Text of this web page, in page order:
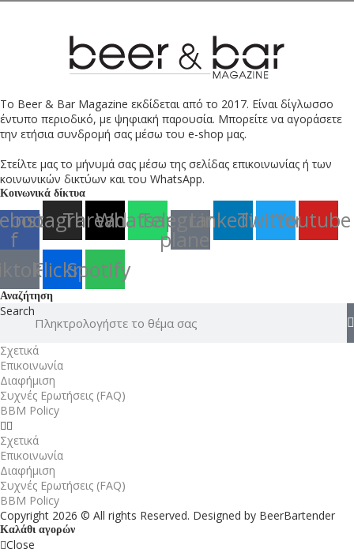
Το Beer & Bar Magazine εκδίδεται από το 2017. Είναι δίγλωσσο
έντυπο περιοδικό, με ψηφιακή παρουσία. Μπορείτε να αγοράσετε
την ετήσια συνδρομή σας μέσω του e-shop μας.
Στείλτε μας το μήνυμά σας μέσω της σελίδας επικοινωνίας ή των
κοινωνικών δικτύων και του WhatsApp.
Κοινωνικά δίκτυα
f
Instagram
Threads
Whatsapp
Telegram-
plane
LinkedinTwitterYoutube
FlickrSpotify
Αναζήτηση
Search
Σχετικά
Επικοινωνία
Διαφήμιση
Συχνές Ερωτήσεις (FAQ)
BBM Policy
Σχετικά
Επικοινωνία
Διαφήμιση
Συχνές Ερωτήσεις (FAQ)
BBM Policy
Copyright 2026 © All rights Reserved. Designed by BeerBartender
Καλάθι αγορών
Close